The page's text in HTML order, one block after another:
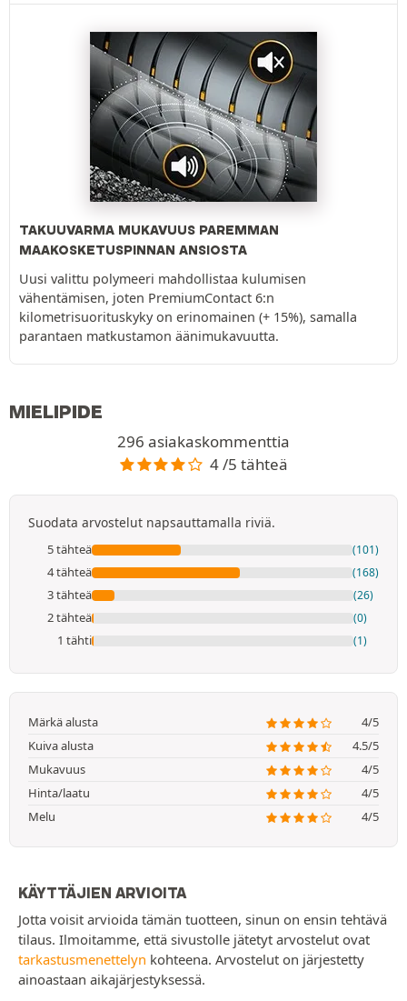
TAKUUVARMA MUKAVUUS PAREMMAN
MAAKOSKETUSPINNAN ANSIOSTA
Uusi valittu polymeeri mahdollistaa kulumisen
vähentämisen, joten PremiumContact 6:n
kilometrisuorituskyky on erinomainen (+ 15%), samalla
parantaen matkustamon äänimukavuutta.
MIELIPIDE
296 asiakaskommenttia
4 /5 tähteä
Suodata arvostelut napsauttamalla riviä.
5 tähteä (101)
4 tähteä (168)
3 tähteä (26)
2 tähteä (0)
1 tähti (1)
Märkä alusta
4/5
Kuiva alusta
4.5/5
Mukavuus
4/5
Hinta/laatu
4/5
Melu
4/5
KÄYTTÄJIEN ARVIOITA
Jotta voisit arvioida tämän tuotteen, sinun on ensin tehtävä
tilaus. Ilmoitamme, että sivustolle jätetyt arvostelut ovat
tarkastusmenettelyn kohteena. Arvostelut on järjestetty
ainoastaan aikajärjestyksessä.